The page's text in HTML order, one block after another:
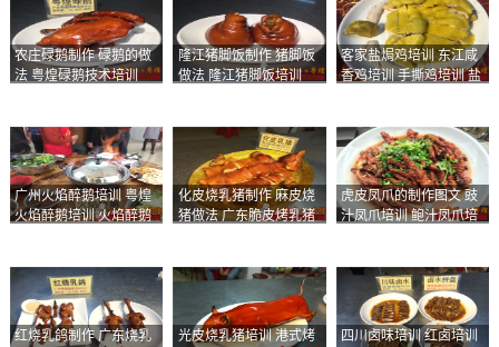
农庄碌鹅制作 碌鹅的做
法 粤煌碌鹅技术培训
隆江猪脚饭制作 猪脚饭
做法 隆江猪脚饭培训
客家盐焗鸡培训 东江咸
香鸡培训 手撕鸡培训 盐
广州火焰醉鹅培训 粤煌
火焰醉鹅培训 火焰醉鹅
化皮烧乳猪制作 麻皮烧
猪做法 广东脆皮烤乳猪
虎皮凤爪的制作图文 豉
汁凤爪培训 鲍汁凤爪培
红烧乳鸽制作 广东烧乳
光皮烧乳猪培训 港式烤
四川卤味培训 红卤培训